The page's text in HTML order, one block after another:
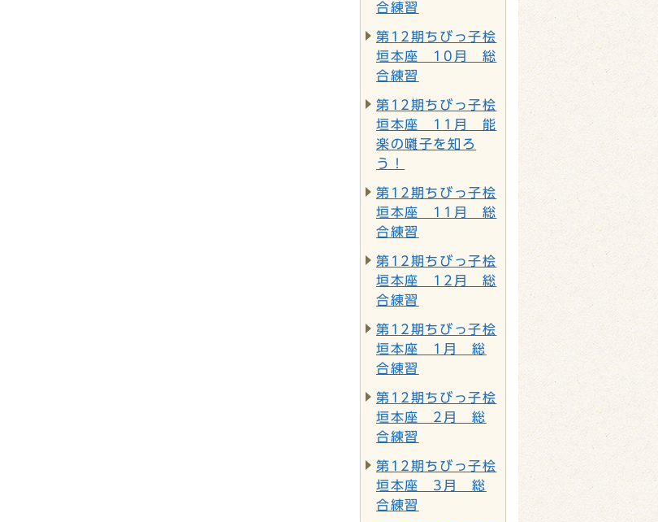
合練習
第12期ちびっ子桧
垣本座 10月 総
合練習
第12期ちびっ子桧
垣本座 11月 能
楽の囃子を知ろ
う！
第12期ちびっ子桧
垣本座 11月 総
合練習
第12期ちびっ子桧
垣本座 12月 総
合練習
第12期ちびっ子桧
垣本座 1月 総
合練習
第12期ちびっ子桧
垣本座 2月 総
合練習
第12期ちびっ子桧
垣本座 3月 総
合練習